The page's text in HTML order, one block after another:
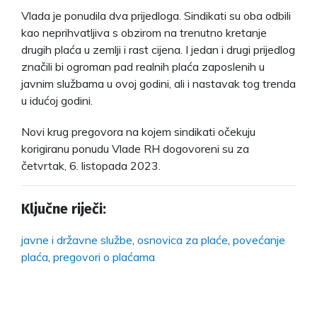
Vlada je ponudila dva prijedloga. Sindikati su oba odbili
kao neprihvatljiva s obzirom na trenutno kretanje
drugih plaća u zemlji i rast cijena. I jedan i drugi prijedlog
značili bi ogroman pad realnih plaća zaposlenih u
javnim službama u ovoj godini, ali i nastavak tog trenda
u idućoj godini.
Novi krug pregovora na kojem sindikati očekuju
korigiranu ponudu Vlade RH dogovoreni su za
četvrtak, 6. listopada 2023.
Ključne riječi:
javne i državne službe osnovica za plaće povećanje
plaća pregovori o plaćama